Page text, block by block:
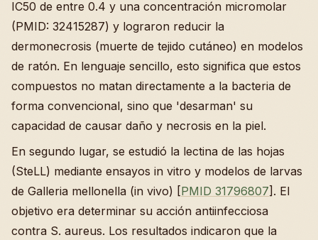
IC50 de entre 0.4 y una concentración micromolar
(PMID: 32415287) y lograron reducir la
dermonecrosis (muerte de tejido cutáneo) en modelos
de ratón. En lenguaje sencillo, esto significa que estos
compuestos no matan directamente a la bacteria de
forma convencional, sino que 'desarman' su
capacidad de causar daño y necrosis en la piel.
En segundo lugar, se estudió la lectina de las hojas
(SteLL) mediante ensayos in vitro y modelos de larvas
de Galleria mellonella (in vivo) [PMID 31796807]. El
objetivo era determinar su acción antiinfecciosa
contra S. aureus. Los resultados indicaron que la